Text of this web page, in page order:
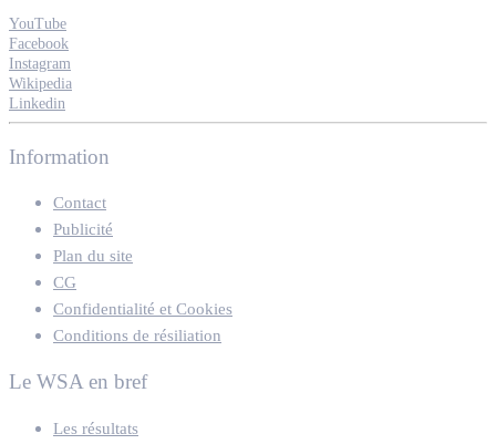
YouTube
Facebook
Instagram
Wikipedia
Linkedin
Information
Contact
Publicité
Plan du site
CG
Confidentialité et Cookies
Conditions de résiliation
Le WSA en bref
Les résultats